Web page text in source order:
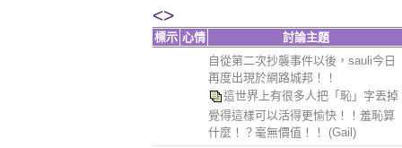
<>
標示 心情
討論主題
自從第二次抄襲事件以後，sauli今日
再度出現於網路城邦！！
這世界上有很多人把「恥」字丟掉
覺得這樣可以活得更愉快！！羞恥算
什麼！？毫無價值！！ (Gail)